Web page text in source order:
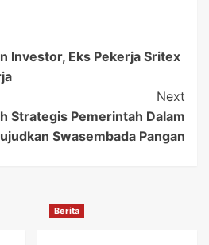
Investor, Eks Pekerja Sritex
Next
Strategis Pemerintah Dalam
Swasembada Pangan
Berita